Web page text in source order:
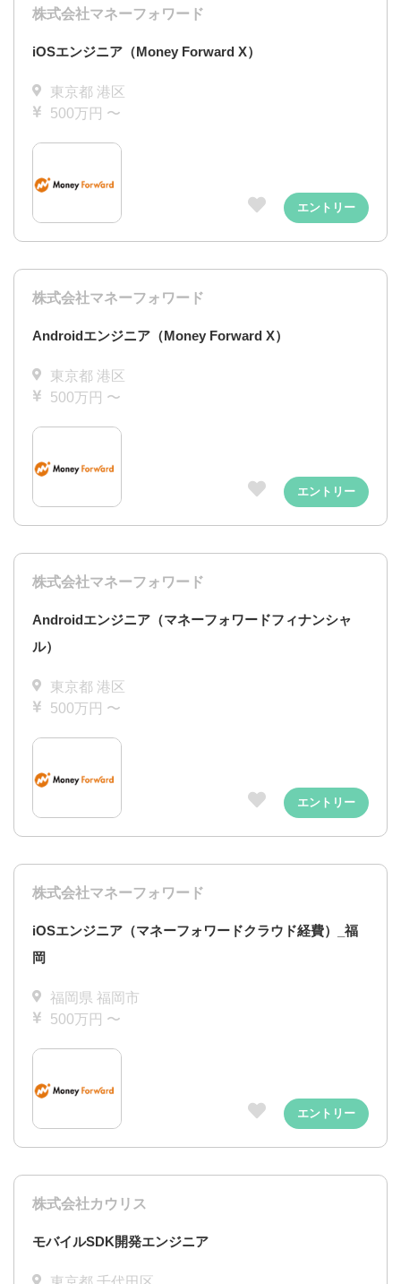
株式会社マネーフォワード
iOSエンジニア（Money Forward X）
東京都 港区
500万円 〜
エントリー
株式会社マネーフォワード
Androidエンジニア（Money Forward X）
東京都 港区
500万円 〜
エントリー
株式会社マネーフォワード
Androidエンジニア（マネーフォワードフィナンシャ
ル）
東京都 港区
500万円 〜
エントリー
株式会社マネーフォワード
iOSエンジニア（マネーフォワードクラウド経費）_福
岡
福岡県 福岡市
500万円 〜
エントリー
株式会社カウリス
モバイルSDK開発エンジニア